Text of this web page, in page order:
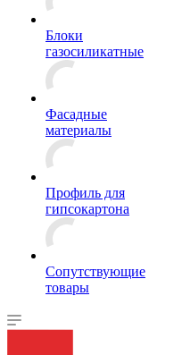
Блоки
газосиликатные
Фасадные
материалы
Профиль для
гипсокартона
Сопутствующие
товары